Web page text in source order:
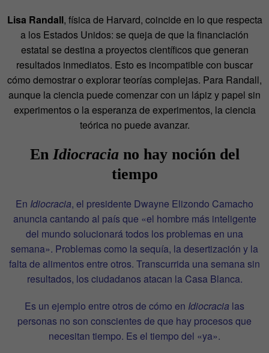
Lisa Randall, física de Harvard, coincide en lo que respecta
a los Estados Unidos: se queja de que la financiación
estatal se destina a proyectos científicos que generan
resultados inmediatos. Esto es incompatible con buscar
cómo demostrar o explorar teorías complejas. Para Randall,
aunque la ciencia puede comenzar con un lápiz y papel sin
experimentos o la esperanza de experimentos, la ciencia
teórica no puede avanzar.
En Idiocraciano hay noción del
tiempo
En Idiocracia, el presidente Dwayne Elizondo Camacho
anuncia cantando al país que «el hombre más inteligente
del mundo solucionará todos los problemas en una
semana». Problemas como la sequía, la desertización y la
falta de alimentos entre otros. Transcurrida una semana sin
resultados, los ciudadanos atacan la Casa Blanca.
Es un ejemplo entre otros de cómo en Idiocracia las
personas no son conscientes de que hay procesos que
necesitan tiempo. Es el tiempo del «ya».